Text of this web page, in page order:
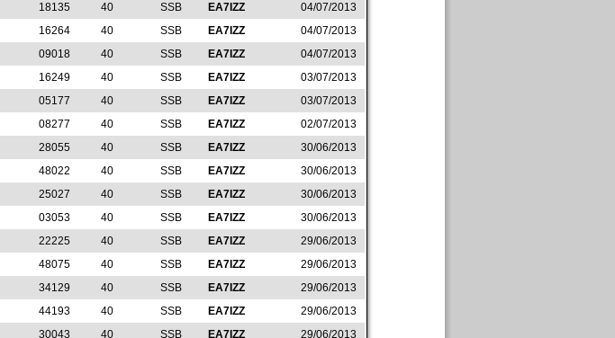
18135 40 SSB EA7IZZ
04/07/2013
16264 40 SSB EA7IZZ
04/07/2013
09018 40 SSB EA7IZZ
04/07/2013
16249 40 SSB EA7IZZ
03/07/2013
05177 40 SSB EA7IZZ
03/07/2013
08277 40 SSB EA7IZZ
02/07/2013
28055 40 SSB EA7IZZ
30/06/2013
48022 40 SSB EA7IZZ
30/06/2013
25027 40 SSB EA7IZZ
30/06/2013
03053 40 SSB EA7IZZ
30/06/2013
22225 40 SSB EA7IZZ
29/06/2013
48075 40 SSB EA7IZZ
29/06/2013
34129 40 SSB EA7IZZ
29/06/2013
44193 40 SSB EA7IZZ
29/06/2013
30043 40 SSB EA7IZZ 29/06/2013